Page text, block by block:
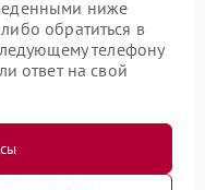
ниже
обратиться в
телефону
ответ на свой